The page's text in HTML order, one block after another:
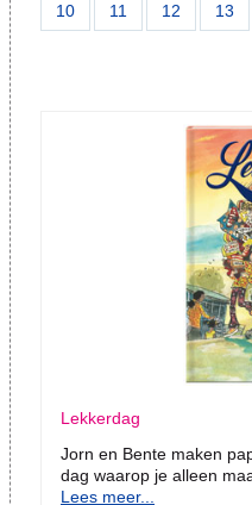
10 11 12 13
Lekkerdag
Jorn en Bente maken
dag waarop je alleen
Lees meer...